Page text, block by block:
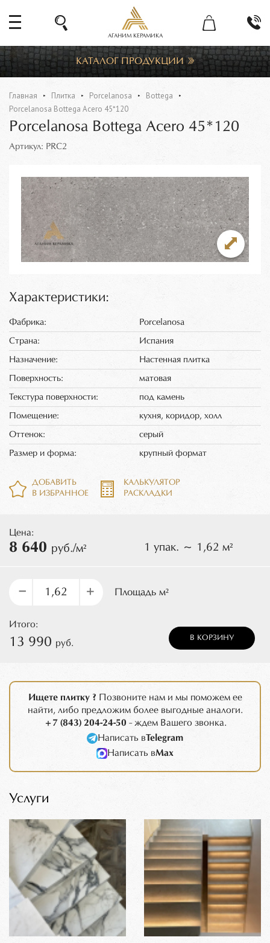
АГАНИМ КЕРАМИКА
КАТАЛОГ ПРОДУКЦИИ
Главная Плитка Porcelanosa
Bottega
Porcelanosa Bottega Acero 45*120
Porcelanosa Bottega Acero 45*120
Артикул: PRC2
Характеристики:
Фабрика: Porcelanosa
Страна: Испания
Назначение: Настенная плитка
Поверхность: матовая
Текстура поверхности: под камень
Помещение: кухня, коридор, холл
Оттенок: серый
Размер и форма: крупный формат
ДОБАВИТЬ
В ИЗБРАННОЕ
КАЛЬКУЛЯТОР
РАСКЛАДКИ
Цена:
8 640 руб./м² 1 упак. ~ 1,62 м²
– + Площадь м²
Итого:
13 990 руб.
В КОРЗИНУ
Ищете плитку ? Позвоните нам и мы поможем ее
найти, либо предложим более выгодные аналоги.
+7 (843) 204-24-50 - ждем Вашего звонка.
Написать вTelegram
Написать вMax
Услуги